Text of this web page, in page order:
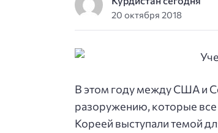
20 октября 2018
В этом году между США и
разоружению, которые
Кореей выступали темой